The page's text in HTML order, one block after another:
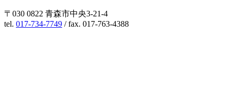
〒030 0822 青森市中央3-21-4
tel. 017-734-7749 / fax. 017-763-4388